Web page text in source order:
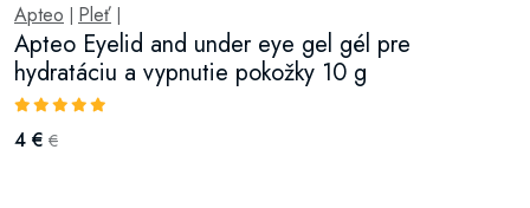
Apteo Pleť
Apteo Eyelid and under eye gel gél pre
hydratáciu a vypnutie pokožky 10 g
4 € €